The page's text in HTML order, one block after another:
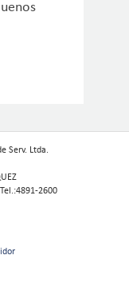
Serv. Ltda.
2600